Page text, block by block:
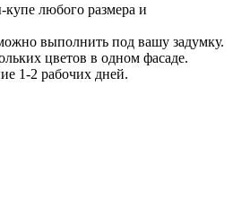
любого размера и
выполнить под вашу задумку.
цветов в одном фасаде.
1-2 рабочих дней.